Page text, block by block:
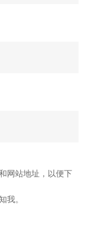
网站地址，以便下
我。